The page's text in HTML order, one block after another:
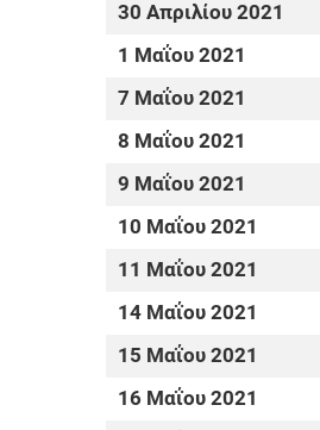
30 Απριλίου 2021
1 Μαΐου 2021
7 Μαΐου 2021
8 Μαΐου 2021
9 Μαΐου 2021
10 Μαΐου 2021
11 Μαΐου 2021
14 Μαΐου 2021
15 Μαΐου 2021
16 Μαΐου 2021